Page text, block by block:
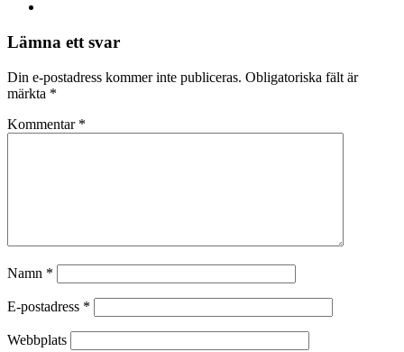
Lämna ett svar
Din e-postadress kommer inte publiceras. Obligatoriska fält är
märkta *
Kommentar *
Namn *
E-postadress *
Webbplats